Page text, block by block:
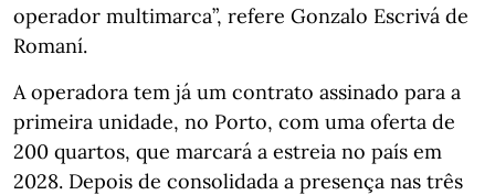
operador multimarca”, refere Gonzalo Escrivá de
Romaní.
A operadora tem já um contrato assinado para a
primeira unidade, no Porto, com uma oferta de
200 quartos, que marcará a estreia no país em
2028. Depois de consolidada a presença nas três